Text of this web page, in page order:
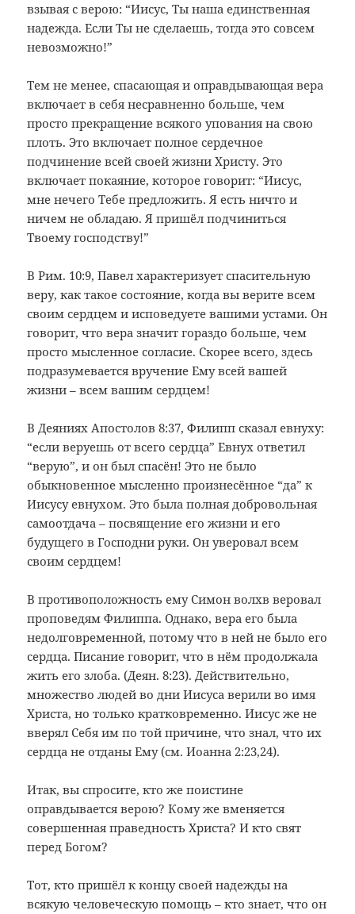
взывая с верою: “Иисус, Ты наша единственная
надежда. Если Ты не сделаешь, тогда это совсем
невозможно!”
Тем не менее, спасающая и оправдывающая вера
включает в себя несравненно больше, чем
просто прекращение всякого упования на свою
плоть. Это включает полное сердечное
подчинение всей своей жизни Христу. Это
включает покаяние, которое говорит: “Иисус,
мне нечего Тебе предложить. Я есть ничто и
ничем не обладаю. Я пришёл подчиниться
Твоему господству!”
В Рим. 10:9, Павел характеризует спасительную
веру, как такое состояние, когда вы верите всем
своим сердцем и исповедуете вашими устами. Он
говорит, что вера значит гораздо больше, чем
просто мысленное согласие. Скорее всего, здесь
подразумевается вручение Ему всей вашей
жизни – всем вашим сердцем!
В Деяниях Апостолов 8:37, Филипп сказал евнуху:
“если веруешь от всего сердца” Евнух ответил
“верую”, и он был спасён! Это не было
обыкновенное мысленно произнесённое “да” к
Иисусу евнухом. Это была полная добровольная
самоотдача – посвящение его жизни и его
будущего в Господни руки. Он уверовал всем
своим сердцем!
В противоположность ему Симон волхв веровал
проповедям Филиппа. Однако, вера его была
недолговременной, потому что в ней не было его
сердца. Писание говорит, что в нём продолжала
жить его злоба. (Деян. 8:23). Действительно,
множество людей во дни Иисуса верили во имя
Христа, но только кратковременно. Иисус же не
вверял Себя им по той причине, что знал, что их
сердца не отданы Ему (см. Иоанна 2:23,24).
Итак, вы спросите, кто же поистине
оправдывается верою? Кому же вменяется
совершенная праведность Христа? И кто свят
перед Богом?
Тот, кто пришёл к концу своей надежды на
всякую человеческую помощь – кто знает, что он